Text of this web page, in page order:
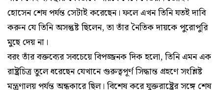
হোসেন শেষ পর্যন্ত সেটাই করেছেন। ফলে এখন তিনি যতই দাবি
করুন যে তিনি অসন্তুষ্ট ছিলেন, তা তাঁর নৈতিক দায়কে পুরোপুরি
মুছে দেয় না।
বরং তাঁর বক্তব্যের সবচেয়ে বিপজ্জনক দিক হলো, তিনি এমন এক
রাষ্ট্রচিত্র তুলে ধরেছেন যেখানে গুরুত্বপূর্ণ সিদ্ধান্ত গ্রহণে সংশ্লিষ্ট
মন্ত্রণালয় পর্যন্ত অন্ধকারে ছিল। বিশেষ করে যুক্তরাষ্ট্রের সঙ্গে শেষ